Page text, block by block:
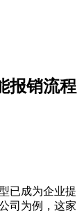
报销流程
已成为企业提
司为例，这家